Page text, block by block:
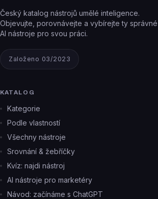
Český katalog nástrojů umělé inteligence.
Objevujte, porovnávejte a vybírejte ty správné
AI nástroje pro svou práci.
Založeno 03/2023
KATALOG
Kategorie
Podle vlastností
Všechny nástroje
Srovnání & žebříčky
Kvíz: najdi nástroj
AI nástroje pro marketéry
Návod: začínáme s ChatGPT